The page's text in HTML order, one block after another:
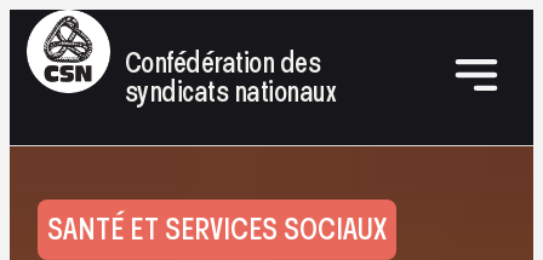
Confédération des
syndicats nationaux
SANTÉ ET SERVICES SOCIAUX